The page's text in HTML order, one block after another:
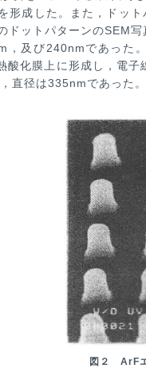
形成した。また，ドッ
ドットパターンのSEM
，及び240nmであった
酸化膜上に形成し，電子
直径は335nmであった。
図２ ArF